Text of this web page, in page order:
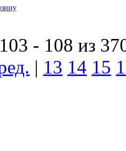
- 108 из
| 13 14 15